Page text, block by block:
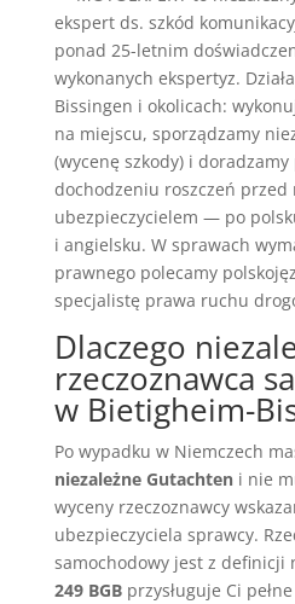
ekspert ds. szkód
ponad 25-letnim
wykonanych ekspertyz.
Bissingen i okolicach:
na miejscu, sporządzamy
(wycenę szkody) i
dochodzeniu roszczeń przed
ubezpieczycielem — po
i angielsku. W sprawach
prawnego polecamy
specjalistę prawa ruchu
Dlaczego
rzeczoznawca
w Bietigheim-
Po wypadku w Niemczech
niezależne Gutachteni nie
wyceny rzeczoznawcy
ubezpieczyciela sprawcy.
samochodowy jest z definicji
249 BGBprzysługuje Ci